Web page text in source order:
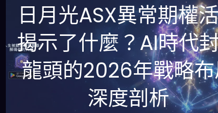
日月光ASX異常期權
揭示了什麼？AI時代
龍頭的2026年戰略
深度剖析